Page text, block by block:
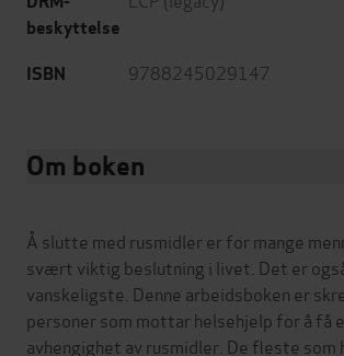
beskyttelse
ISBN 9788245029147
Om boken
Å slutte med rusmidler er for mange
svært viktig beslutning i livet. Det er
vanskeligste. Denne arbeidsboken er
personer som mottar helsehjelp for å få
avhengighet av rusmidler. De fleste som